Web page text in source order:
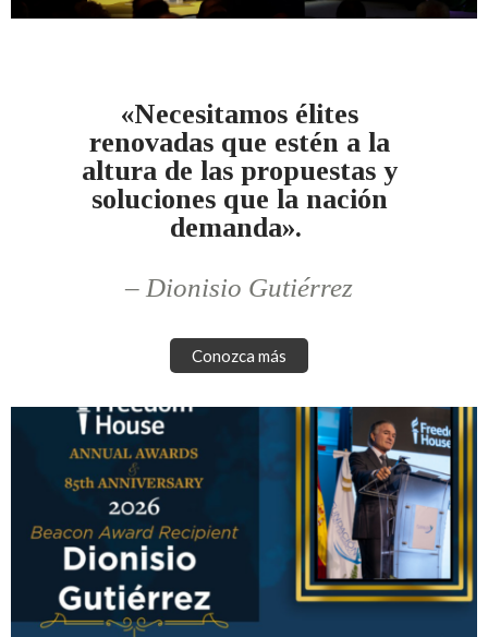
«Necesitamos élites
renovadas que estén a la
altura de las propuestas y
soluciones que la nación
demanda».
– Dionisio Gutiérrez
Conozca más